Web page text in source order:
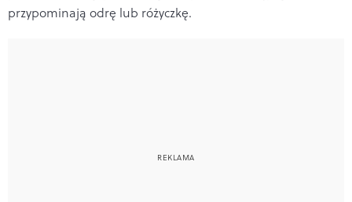
przypominają odrę lub różyczkę.